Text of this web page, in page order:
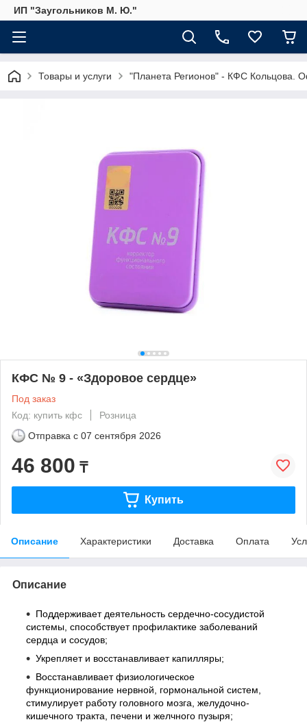
ИП "Заугольников М. Ю."
Товары и услуги "Планета Регионов" - КФС Кольцова.
КФС № 9 - «Здоровое сердце»
Под заказ
Код: купить кфс
Розница
Отправка с 07 сентября 2026
46 800 ₸
Купить
Описание Характеристики Доставка Оплата
Описание
Поддерживает деятельность сердечно-сосудистой
системы, способствует профилактике заболеваний
сердца и сосудов;
Укрепляет и восстанавливает капилляры;
Восстанавливает физиологическое
функционирование нервной, гормональной систем,
стимулирует работу головного мозга, желудочно-
кишечного тракта, печени и желчного пузыря;